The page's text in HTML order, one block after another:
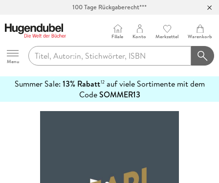
100 Tage Rückgaberecht***
Hugendubel
Menu
Filiale Konto Merkzettel Warenkorb
Summer Sale: 13% Rabatt12auf viele Sortimente mit dem
CodeSOMMER13
erfahren